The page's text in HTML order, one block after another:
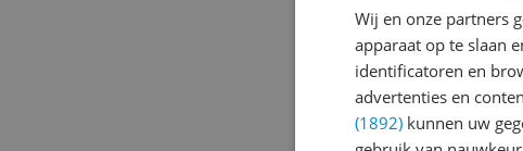
Wij en onze partners
apparaat op te slaan
identificatoren en
advertenties en
(1892) kunnen uw